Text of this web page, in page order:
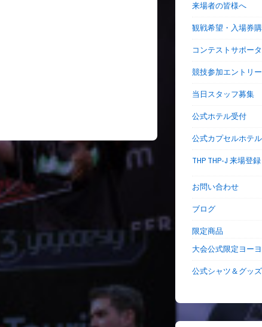
来場者の皆様へ
観戦希望・入場券
コンテストサポー
競技参加エントリー
当日スタッフ募集
公式ホテル受付
公式カプセルホテ
THP THP-J 来場登録
お問い合わせ
ブログ
限定商品
大会公式限定ヨー
公式シャツ＆グッズ